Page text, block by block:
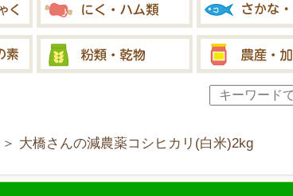
＞ 大橋さんの減農薬コシヒカリ(白米)2kg